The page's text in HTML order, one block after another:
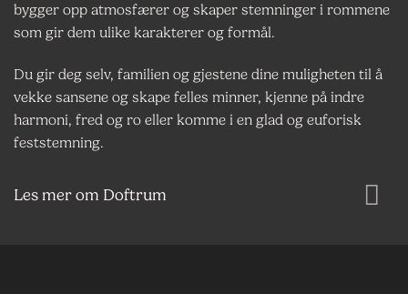
bygger opp atmosfærer og skaper stemninger i rommene
som gir dem ulike karakterer og formål.
Du gir deg selv, familien og gjestene dine muligheten til å
vekke sansene og skape felles minner, kjenne på indre
harmoni, fred og ro eller komme i en glad og euforisk
feststemning.
Les mer om Doftrum